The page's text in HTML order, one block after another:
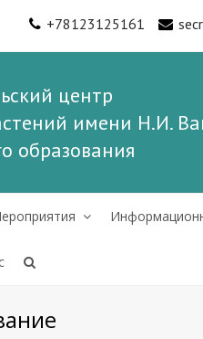
+78123125161
центр
имени Н.И.
образования